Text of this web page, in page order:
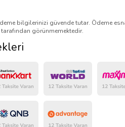
bilgilerinizi güvende tutar. Ödeme
görünmemektedir.